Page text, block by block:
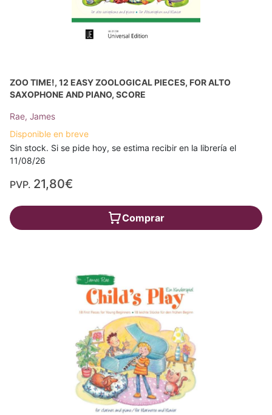
ZOO TIME!, 12 EASY ZOOLOGICAL PIECES, FOR ALTO
SAXOPHONE AND PIANO, SCORE
Rae, James
Disponible en breve
Sin stock. Si se pide hoy, se estima recibir en la librería el
11/08/26
PVP. 21,80€
Comprar